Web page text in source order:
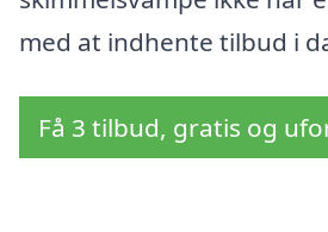
med at indhente tilbud i
Få 3 tilbud, gratis og